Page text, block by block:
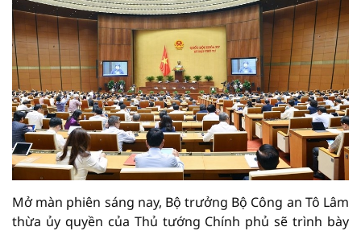
Mở màn phiên sáng nay, Bộ trưởng Bộ Công an Tô Lâm
thừa ủy quyền của Thủ tướng Chính phủ sẽ trình bày